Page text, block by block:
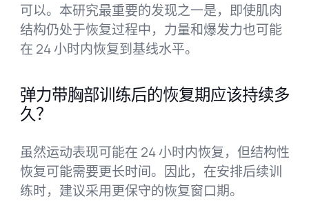
可以。本研究最重要的发现之一是，即使肌肉
结构仍处于恢复过程中，力量和爆发力也可能
在 24 小时内恢复到基线水平。
弹力带胸部训练后的恢复期应该持续多
久？
虽然运动表现可能在 24 小时内恢复，但结构性
恢复可能需要更长时间。因此，在安排后续训
练时，建议采用更保守的恢复窗口期。